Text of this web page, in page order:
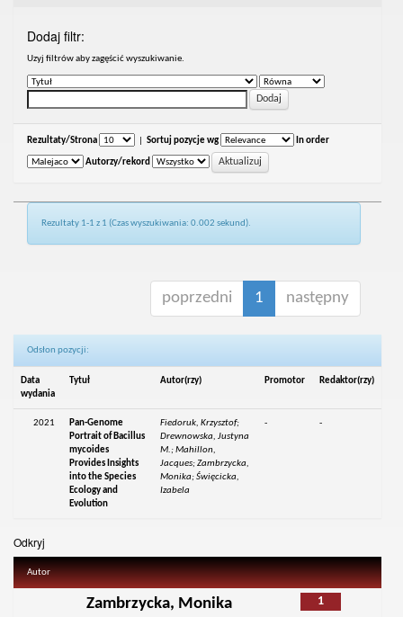
Dodaj filtr:
Uzyj filtrów aby zagęścić wyszukiwanie.
Rezultaty/Strona Sortuj pozycje wg In order
Autorzy/rekord
Rezultaty 1-1 z 1 (Czas wyszukiwania: 0.002 sekund).
poprzedni 1 następny
Odsłon pozycji:
Data
wydania
Tytuł Autor(rzy) Promotor Redaktor(rzy)
2021
Pan-Genome
Portrait of Bacillus
mycoides
Provides Insights
into the Species
Ecology and
Evolution
Fiedoruk, Krzysztof;
Drewnowska, Justyna
M.; Mahillon,
Jacques; Zambrzycka,
Monika; Święcicka,
Izabela
- -
Odkryj
Autor
1
Zambrzycka, Monika